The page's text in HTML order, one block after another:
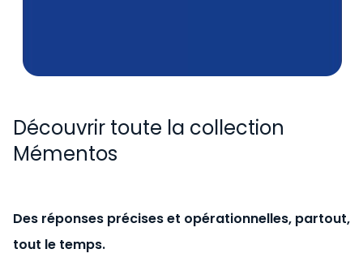
Découvrir toute la collection
Mémentos
Des réponses précises et opérationnelles, partout,
tout le temps.